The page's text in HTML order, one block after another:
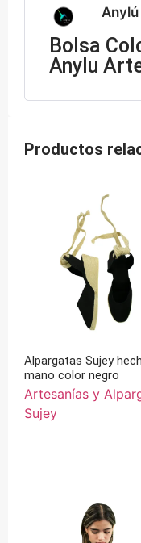
Bolsa
Anylu
Productos
Alpargatas Sujey
mano color negro
Artesanías y
Sujey